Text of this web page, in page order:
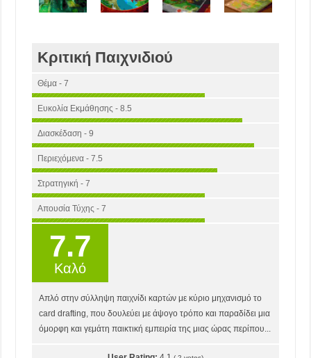
Κριτική Παιχνιδιού
Θέμα - 7
Ευκολία Εκμάθησης - 8.5
Διασκέδαση - 9
Περιεχόμενα - 7.5
Στρατηγική - 7
Απουσία Τύχης - 7
7.7
Καλό
Απλό στην σύλληψη παιχνίδι καρτών με κύριο μηχανισμό το
card drafting, που δουλεύει με άψογο τρόπο και παραδίδει μια
όμορφη και γεμάτη παικτική εμπειρία της μιας ώρας περίπου...